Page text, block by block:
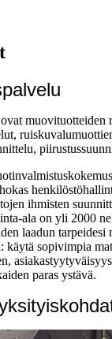
muovituotteiden
ihmisten
ala on yli 2000
laadun tarpeidesi
käytä sopivimpia
paras ystävä.